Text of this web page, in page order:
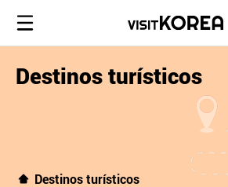
Destinos turísticos
Destinos turísticos